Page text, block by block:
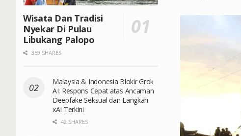
Wisata Dan Tradisi
Nyekar Di Pulau
Libukang Palopo
359 SHARES
Malaysia & Indonesia Blokir Grok
AI: Respons Cepat atas Ancaman
Deepfake Seksual dan Langkah
xAI Terkini
42 SHARES